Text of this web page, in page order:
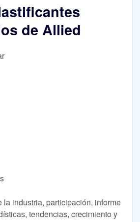
de Allied
industria, participación, informe
tendencias, crecimiento y